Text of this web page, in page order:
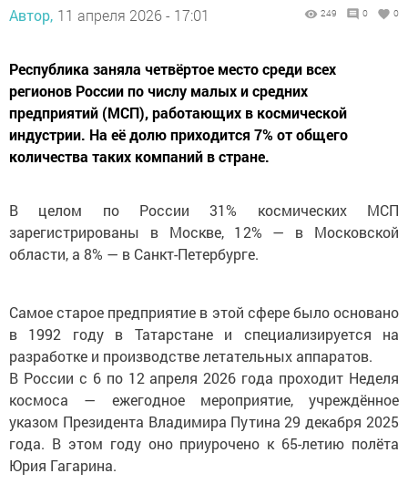
Автор, 11 апреля 2026 - 17:01 249 0 0
Республика заняла четвёртое место среди всех
регионов России по числу малых и средних
предприятий (МСП), работающих в космической
индустрии. На её долю приходится 7% от общего
количества таких компаний в стране.
В целом по России 31% космических МСП
зарегистрированы в Москве, 12% — в Московской
области, а 8% — в Санкт-Петербурге.
Самое старое предприятие в этой сфере было основано
в 1992 году в Татарстане и специализируется на
разработке и производстве летательных аппаратов.
В России с 6 по 12 апреля 2026 года проходит Неделя
космоса — ежегодное мероприятие, учреждённое
указом Президента Владимира Путина 29 декабря 2025
года. В этом году оно приурочено к 65-летию полёта
Юрия Гагарина.